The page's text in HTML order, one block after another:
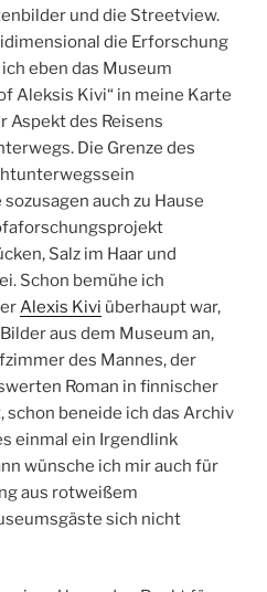
und die Streetview.
die Erforschung
eben das Museum
Aleksis Kivi“ in meine Karte
Aspekt des Reisens
Die Grenze des
auch zu Hause
Salz im Haar und
Schon bemühe ich
Alexis Kivi überhaupt war,
aus dem Museum an,
des Mannes, der
Roman in finnischer
schon beneide ich das Archiv
einmal ein Irgendlink
wünsche ich mir auch für
aus rotweißem
sich nicht